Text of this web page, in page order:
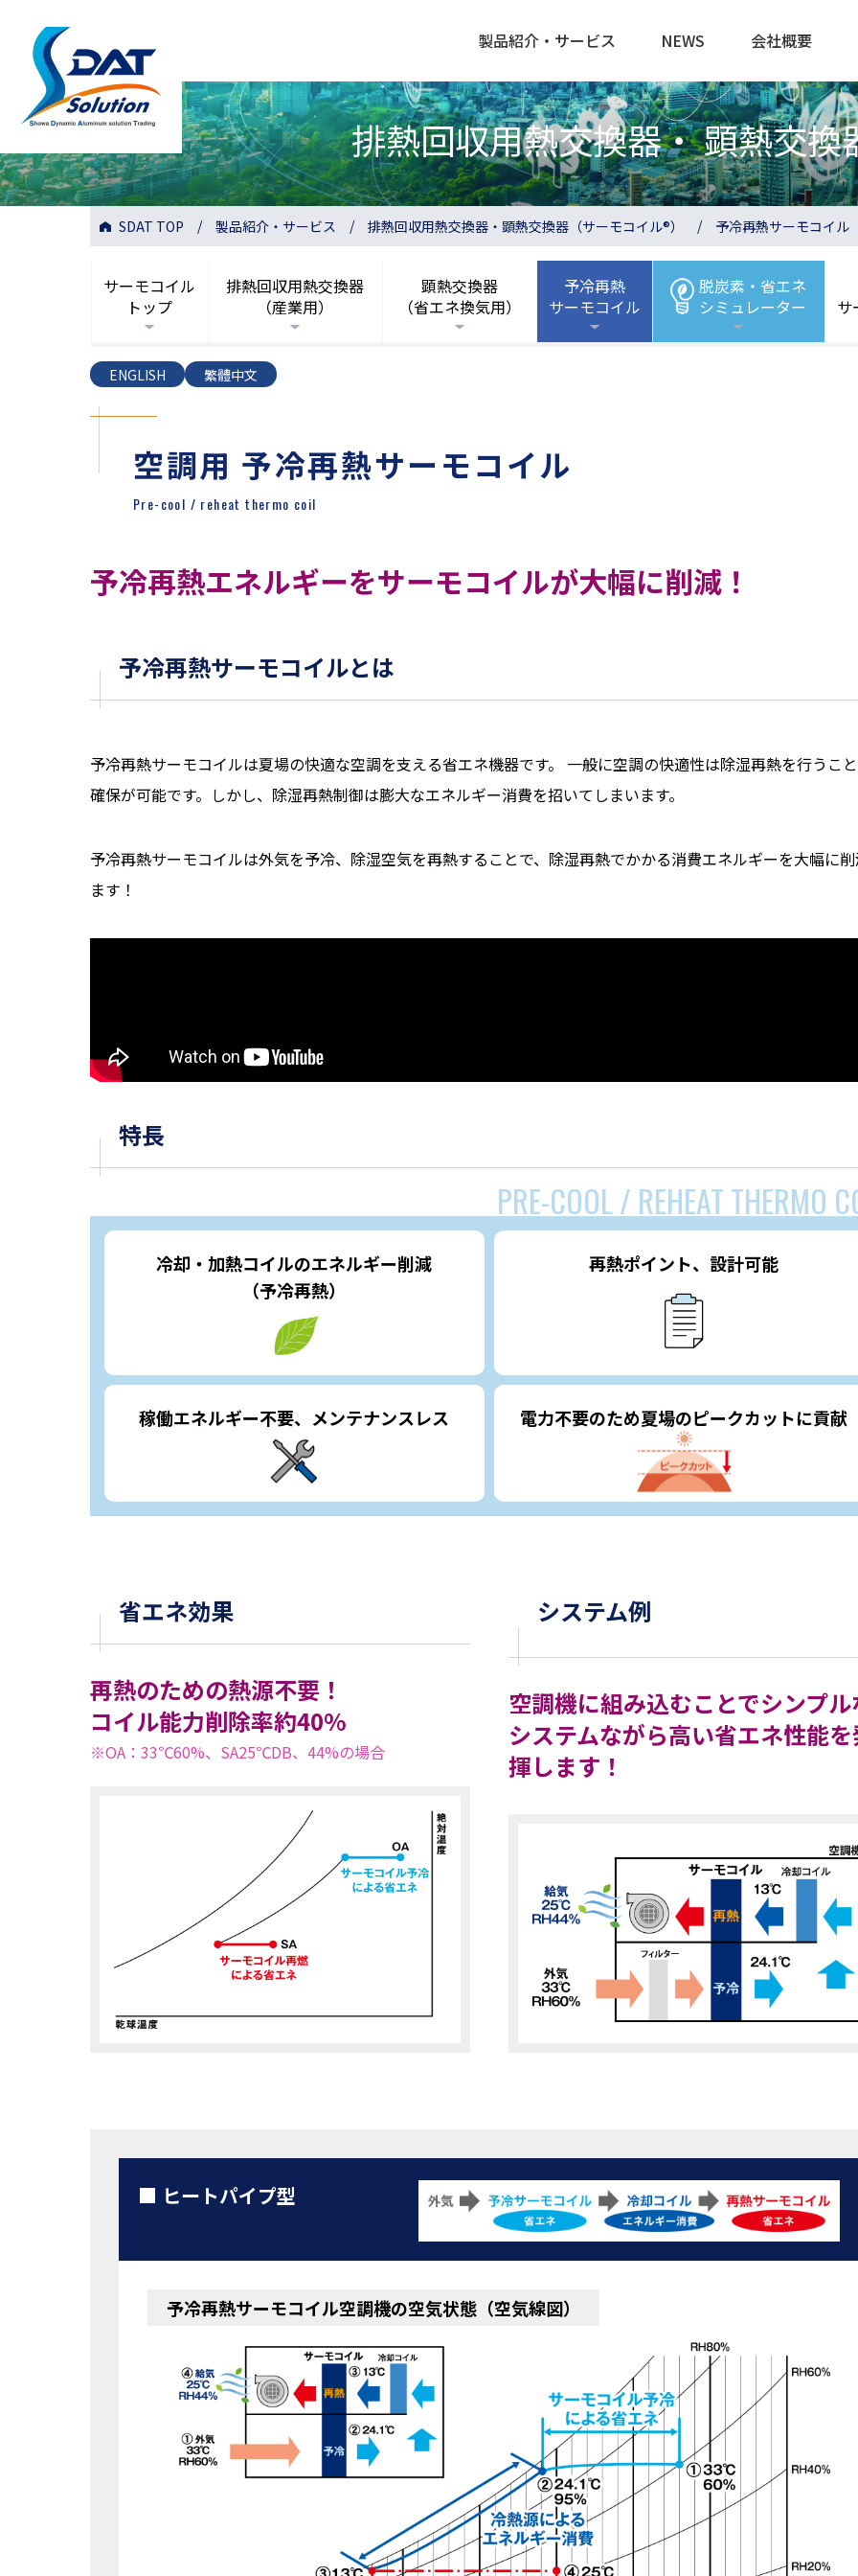
製品紹介・サービス NEWS 会社概要
排熱回収用熱交換器・顕熱交換
SDAT TOP 製品紹介・サービス 排熱回収用熱交換器・顕熱交換器（サーモコイル®） 予冷再熱サーモコイル
サーモコイル
トップ
排熱回収用熱交換器
（産業用）
顕熱交換器
（省エネ換気用）
予冷再熱
サーモコイル
脱炭素・省エネ
シミュレーター
サ
ENGLISH 繁體中文
空調用 予冷再熱サーモコイル
Pre-cool / reheat thermo coil
予冷再熱エネルギーをサーモコイルが大幅に削減！
予冷再熱サーモコイルとは
予冷再熱サーモコイルは夏場の快適な空調を支える省エネ機器です。 一般に空調の快適性は除湿再熱を行うこ
確保が可能です。しかし、除湿再熱制御は膨大なエネルギー消費を招いてしまいます。
予冷再熱サーモコイルは外気を予冷、除湿空気を再熱することで、除湿再熱でかかる消費エネルギーを大幅に
ます！
特長
冷却・加熱コイルのエネルギー削減
（予冷再熱）
再熱ポイント、設計可能
稼働エネルギー不要、メンテナンスレス 電力不要のため夏場のピークカットに貢献
省エネ効果
再熱のための熱源不要！
コイル能力削除率約40%
※OA：33℃60%、SA25℃DB、44%の場合
システム例
空調機に組み込むことでシンプル
システムながら高い省エネ性能
揮します！
ヒートパイプ型
予冷再熱サーモコイル空調機の空気状態（空気線図）